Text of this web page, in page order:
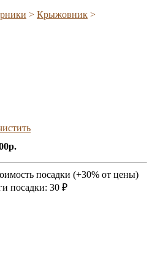
> Крыжовник >
посадки (+30% от цены)
посадки: 30 ₽